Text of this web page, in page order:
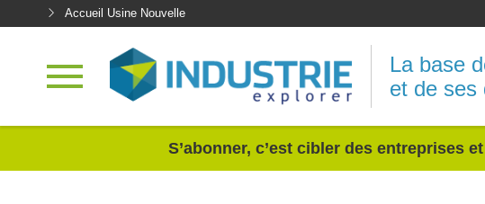
Accueil Usine Nouvelle
La base
et de ses
S’abonner, c’est cibler des entreprises